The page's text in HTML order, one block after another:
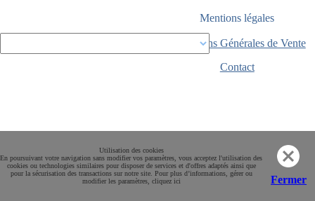
Utilisation des cookies
En poursuivant votre navigation sans modifier vos paramètres, vous acceptez l'utilisation des
cookies ou technologies similaires pour disposer de services et d'offres adaptés ainsi que
pour la sécurisation des transactions sur notre site. Pour plus d’informations, gérer ou
modifier les paramètres, cliquez ici
Fermer
Paiement sécurisé
Mentions légales
Conditions Générales de Vente
Contact